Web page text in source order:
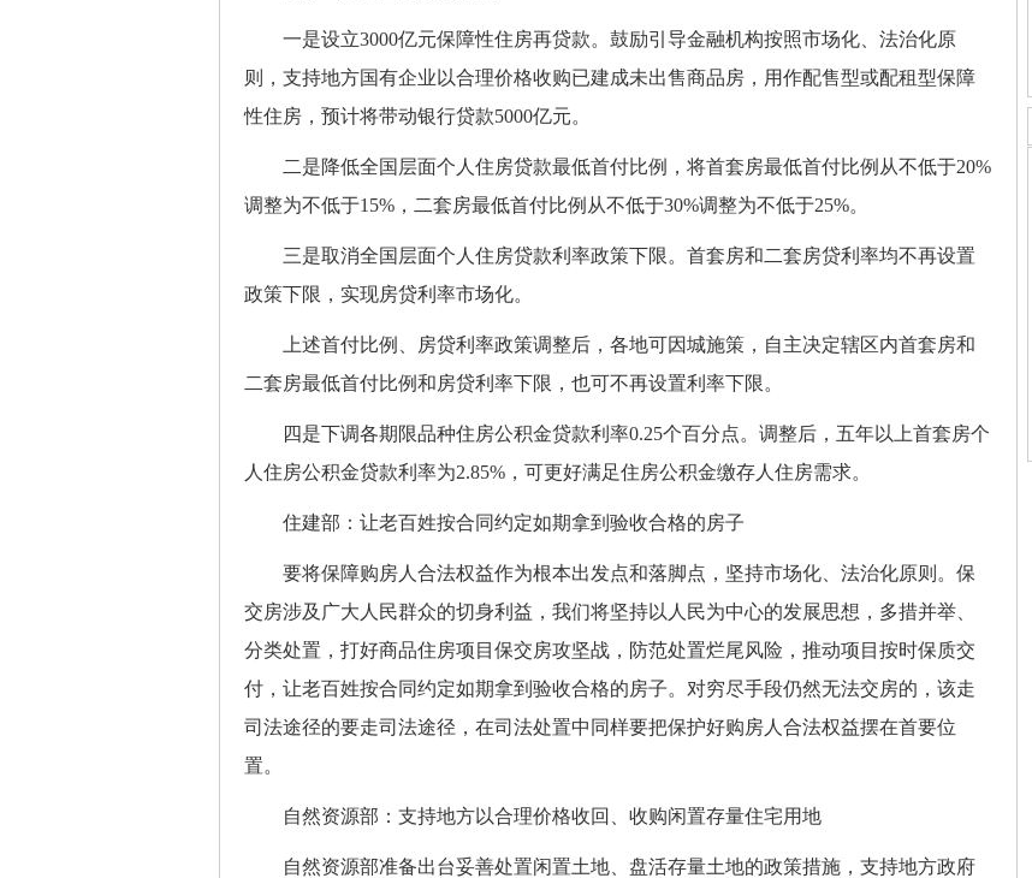
一是设立3000亿元保障性住房再贷款。鼓励引导金融机构按照市场化、法治化原
则，支持地方国有企业以合理价格收购已建成未出售商品房，用作配售型或配租型保障
性住房，预计将带动银行贷款5000亿元。
二是降低全国层面个人住房贷款最低首付比例，将首套房最低首付比例从不低于20%
调整为不低于15%，二套房最低首付比例从不低于30%调整为不低于25%。
三是取消全国层面个人住房贷款利率政策下限。首套房和二套房贷利率均不再设置
政策下限，实现房贷利率市场化。
上述首付比例、房贷利率政策调整后，各地可因城施策，自主决定辖区内首套房和
二套房最低首付比例和房贷利率下限，也可不再设置利率下限。
四是下调各期限品种住房公积金贷款利率0.25个百分点。调整后，五年以上首套房个
人住房公积金贷款利率为2.85%，可更好满足住房公积金缴存人住房需求。
住建部：让老百姓按合同约定如期拿到验收合格的房子
要将保障购房人合法权益作为根本出发点和落脚点，坚持市场化、法治化原则。保
交房涉及广大人民群众的切身利益，我们将坚持以人民为中心的发展思想，多措并举、
分类处置，打好商品住房项目保交房攻坚战，防范处置烂尾风险，推动项目按时保质交
付，让老百姓按合同约定如期拿到验收合格的房子。对穷尽手段仍然无法交房的，该走
司法途径的要走司法途径，在司法处置中同样要把保护好购房人合法权益摆在首要位
置。
自然资源部：支持地方以合理价格收回、收购闲置存量住宅用地
自然资源部准备出台妥善处置闲置土地、盘活存量土地的政策措施，支持地方政府